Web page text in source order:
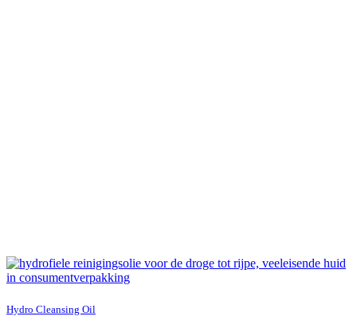
Hydro Cleansing Oil